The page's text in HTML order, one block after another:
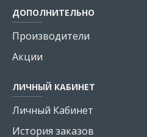
ДОПОЛНИТЕЛЬНО
Производители
Акции
ЛИЧНЫЙ КАБИНЕТ
Личный Кабинет
История заказов